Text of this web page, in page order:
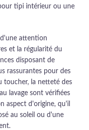
tipi intérieur ou une
attention
et la régularité du
disposant de
rassurantes pour des
toucher, la netteté des
lavage sont vérifiées
aspect d'origine, qu'il
au soleil ou d'une